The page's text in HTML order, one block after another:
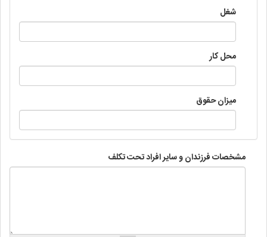
شغل
محل کار
میزان حقوق
مشخصات فرزندان و سایر افراد تحت تکلف